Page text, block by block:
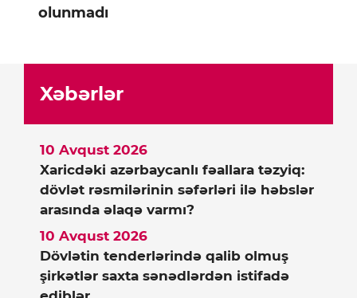
olunmadı
Xəbərlər
Xaricdəki azərbaycanlı fəallara təzyiq:
dövlət rəsmilərinin səfərləri ilə həbslər
arasında əlaqə varmı?
10 Avqust 2026
Dövlətin tenderlərində qalib olmuş
şirkətlər saxta sənədlərdən istifadə
10 Avqust 2026